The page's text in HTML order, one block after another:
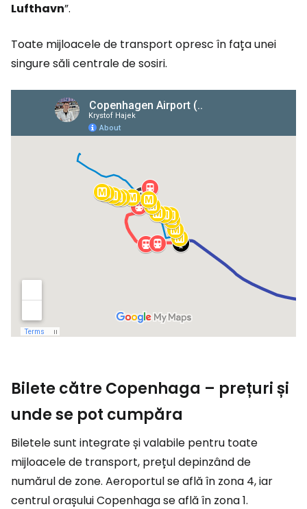
Lufthavn”.
Toate mijloacele de transport opresc în fața unei
singure săli centrale de sosiri.
Bilete către Copenhaga – prețuri și
unde se pot cumpăra
Biletele sunt integrate și valabile pentru toate
mijloacele de transport, prețul depinzând de
numărul de zone. Aeroportul se află în zona 4, iar
centrul orașului Copenhaga se află în zona 1.